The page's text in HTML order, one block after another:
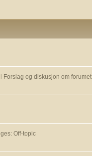
i Forslag og diskusjon om forumet
Off-topic